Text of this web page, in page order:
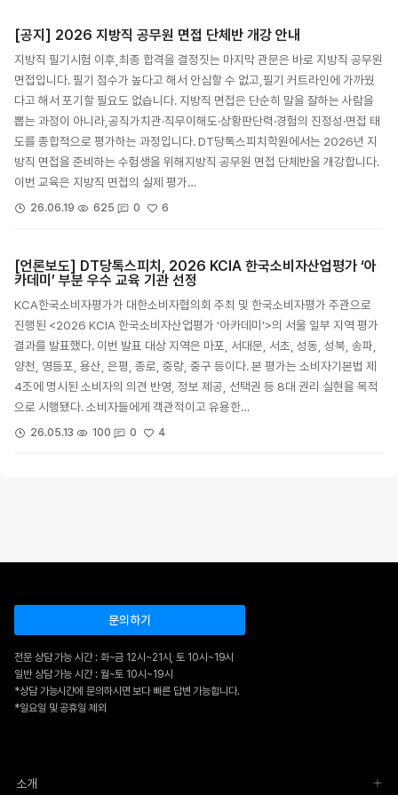
[공지] 2026 지방직 공무원 면접 단체반 개강 안내
지방직 필기시험 이후,최종 합격을 결정짓는 마지막 관문은 바로 지방직 공무원
면접입니다. 필기 점수가 높다고 해서 안심할 수 없고,필기 커트라인에 가까웠
다고 해서 포기할 필요도 없습니다. 지방직 면접은 단순히 말을 잘하는 사람을
뽑는 과정이 아니라,공직가치관·직무이해도·상황판단력·경험의 진정성·면접 태
도를 종합적으로 평가하는 과정입니다. DT당톡스피치학원에서는 2026년 지
방직 면접을 준비하는 수험생을 위해지방직 공무원 면접 단체반을 개강합니다.
이번 교육은 지방직 면접의 실제 평가…
26.06.19 625 0 6
[언론보도] DT당톡스피치, 2026 KCIA 한국소비자산업평가 ‘아
카데미’ 부분 우수 교육 기관 선정
KCA한국소비자평가가 대한소비자협의회 주최 및 한국소비자평가 주관으로
진행된 <2026 KCIA 한국소비자산업평가 ‘아카데미’>의 서울 일부 지역 평가
결과를 발표했다. 이번 발표 대상 지역은 마포, 서대문, 서초, 성동, 성북, 송파,
양천, 영등포, 용산, 은평, 종로, 중랑, 중구 등이다. 본 평가는 소비자기본법 제
4조에 명시된 소비자의 의견 반영, 정보 제공, 선택권 등 8대 권리 실현을 목적
으로 시행됐다. 소비자들에게 객관적이고 유용한…
26.05.13 100 0 4
문의하기
전문 상담 가능 시간 : 화~금 12시~21시, 토 10시~19시
일반 상담 가능 시간 : 월~토 10시~19시
*상담 가능시간에 문의하시면 보다 빠른 답변 가능합니다.
*일요일 및 공휴일 제외
소개